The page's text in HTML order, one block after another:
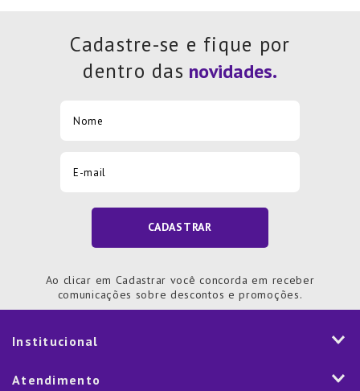
Cadastre-se e fique por
dentro das
CADASTRAR
Ao clicar em Cadastrar você concorda em receber
comunicações sobre descontos e promoções.
Institucional
História
Atendimento